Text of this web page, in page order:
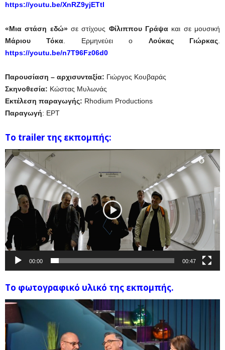
https://youtu.be/XnRZ9yjETtI
«Μια στάση εδώ»σε στίχους Φίλιππου Γράψα και σε μουσική
Μάριου Τόκα. Ερμηνεύει ο Λούκας Γιώρκας.
https://youtu.be/n7T96Fz06d0
Παρουσίαση – αρχισυνταξία: Γιώργος Κουβαράς
Σκηνοθεσία: Κώστας Μυλωνάς
Εκτέλεση παραγωγής: Rhodium Productions
Παραγωγή: ΕΡΤ
Το trailer της εκπομπής:
Πρόγραμμα
Αναπαραγωγής
Βίντεο
00:00 00:47
Το φωτογραφικό υλικό της εκπομπής.